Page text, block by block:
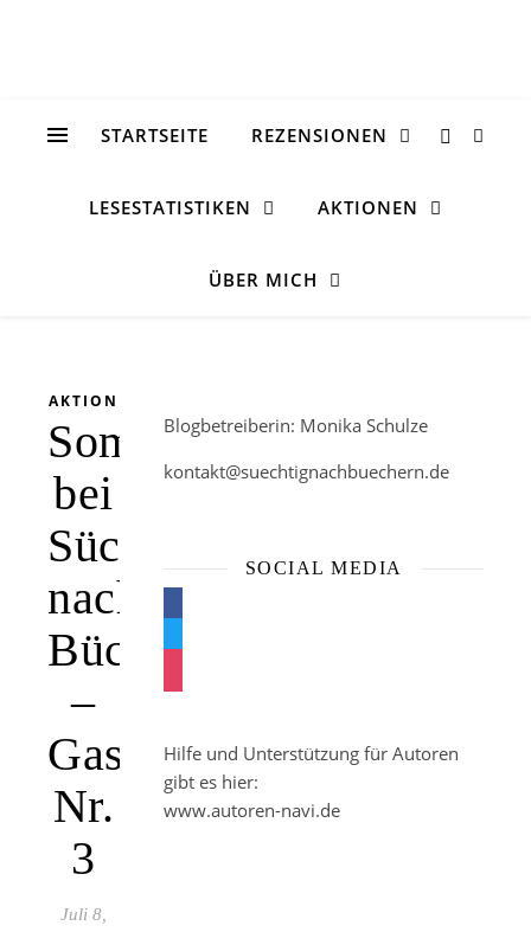
STARTSEITE REZENSIONEN
LESESTATISTIKEN AKTIONEN
ÜBER MICH
AKTION
Sommerfest
bei
Süchtig
nach
Büchern
–
Gast
Nr.
3
Juli 8,
Blogbetreiberin: Monika Schulze
kontakt@suechtignachbuechern.de
SOCIAL MEDIA
Hilfe und Unterstützung für Autoren
gibt es hier:
www.autoren-navi.de